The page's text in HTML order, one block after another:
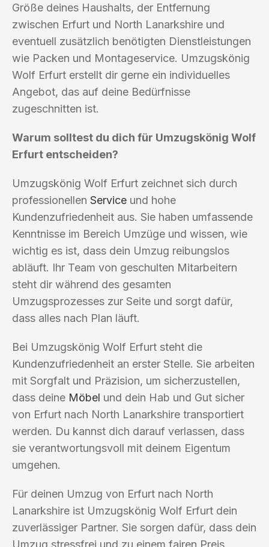
Größe deines Haushalts, der Entfernung
zwischen Erfurt und North Lanarkshire und
eventuell zusätzlich benötigten Dienstleistungen
wie Packen und Montageservice. Umzugskönig
Wolf Erfurt erstellt dir gerne ein individuelles
Angebot, das auf deine Bedürfnisse
zugeschnitten ist.
Warum solltest du dich für Umzugskönig Wolf
Erfurt entscheiden?
Umzugskönig Wolf Erfurt zeichnet sich durch
professionellen Service und hohe
Kundenzufriedenheit aus. Sie haben umfassende
Kenntnisse im Bereich Umzüge und wissen, wie
wichtig es ist, dass dein Umzug reibungslos
abläuft. Ihr Team von geschulten Mitarbeitern
steht dir während des gesamten
Umzugsprozesses zur Seite und sorgt dafür,
dass alles nach Plan läuft.
Bei Umzugskönig Wolf Erfurt steht die
Kundenzufriedenheit an erster Stelle. Sie arbeiten
mit Sorgfalt und Präzision, um sicherzustellen,
dass deine Möbel und dein Hab und Gut sicher
von Erfurt nach North Lanarkshire transportiert
werden. Du kannst dich darauf verlassen, dass
sie verantwortungsvoll mit deinem Eigentum
umgehen.
Für deinen Umzug von Erfurt nach North
Lanarkshire ist Umzugskönig Wolf Erfurt dein
zuverlässiger Partner. Sie sorgen dafür, dass dein
Umzug stressfrei und zu einem fairen Preis